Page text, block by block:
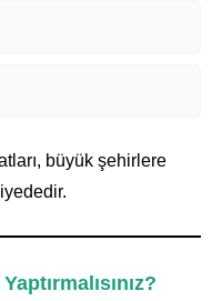
büyük şehirlere